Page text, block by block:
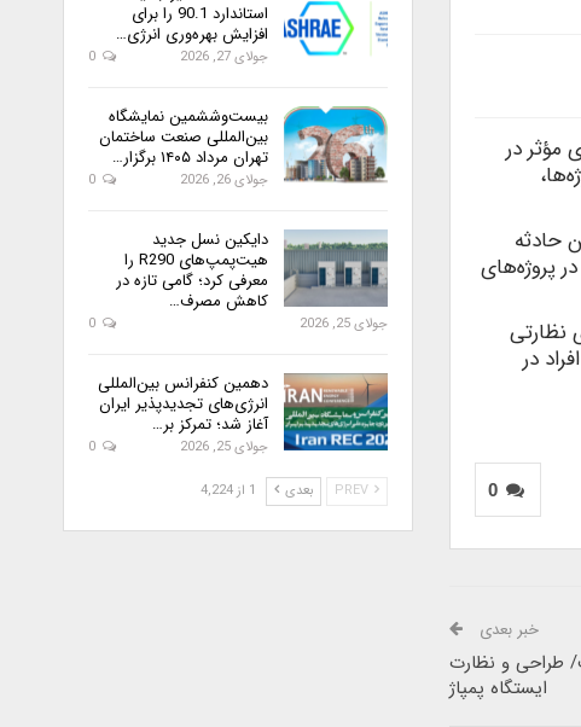
مؤثر در
حادثه
پروژه‌های
نظارتی
در
0
خبر بعدی
طراحی و نظارت
ایستگاه پمپاژ
استاندارد 90.1 را برای
افزایش بهره‌وری انرژی…
جولای 27, 2026
بیست‌وششمین نمایشگاه
بین‌المللی صنعت ساختمان
تهران مرداد ۱۴۰۵ برگزار…
جولای 26, 2026
دایکین نسل جدید
هیت‌پمپ‌های R290 را
معرفی کرد؛ گامی تازه در
کاهش مصرف…
جولای 25, 2026
دهمین کنفرانس بین‌المللی
انرژی‌های تجدیدپذیر ایران
آغاز شد؛ تمرکز بر…
جولای 25, 2026
بعدی 1 از 4,224